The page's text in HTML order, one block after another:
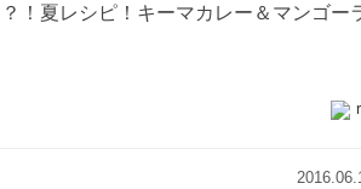
！夏レシピ！キーマカレー＆マンゴー